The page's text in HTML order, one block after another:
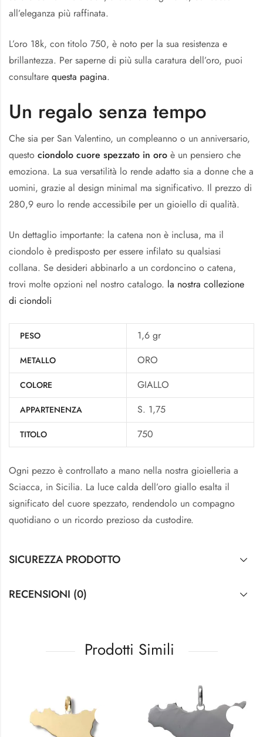
all’eleganza più raffinata.
L’oro 18k, con titolo 750, è noto per la sua resistenza e
brillantezza. Per saperne di più sulla caratura dell’oro, puoi
consultare questa pagina.
Un regalo senza tempo
Che sia per San Valentino, un compleanno o un anniversario,
questo ciondolo cuore spezzato in oro è un pensiero che
emoziona. La sua versatilità lo rende adatto sia a donne che a
uomini, grazie al design minimal ma significativo. Il prezzo di
280,9 euro lo rende accessibile per un gioiello di qualità.
Un dettaglio importante: la catena non è inclusa, ma il
ciondolo è predisposto per essere infilato su qualsiasi
collana. Se desideri abbinarlo a un cordoncino o catena,
trovi molte opzioni nel nostro catalogo. la nostra collezione
di ciondoli
PESO 1,6 gr
METALLO ORO
COLORE GIALLO
APPARTENENZA S. 1,75
TITOLO 750
Ogni pezzo è controllato a mano nella nostra gioielleria a
Sciacca, in Sicilia. La luce calda dell’oro giallo esalta il
significato del cuore spezzato, rendendolo un compagno
quotidiano o un ricordo prezioso da custodire.
SICUREZZA PRODOTTO
RECENSIONI (0)
Prodotti Simili